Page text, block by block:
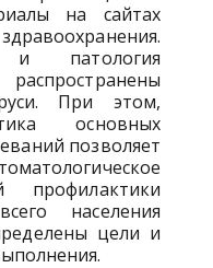
на сайтах
и патология
При этом,
основных
позволяет
профилактики
населения
цели и